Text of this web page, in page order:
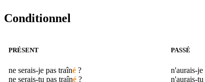
Conditionnel
PRÉSENT
ne serais-je pas traîné ?
ne serais-tu pas traîné ?
PASSÉ
n'aurais-je
n'aurais-tu